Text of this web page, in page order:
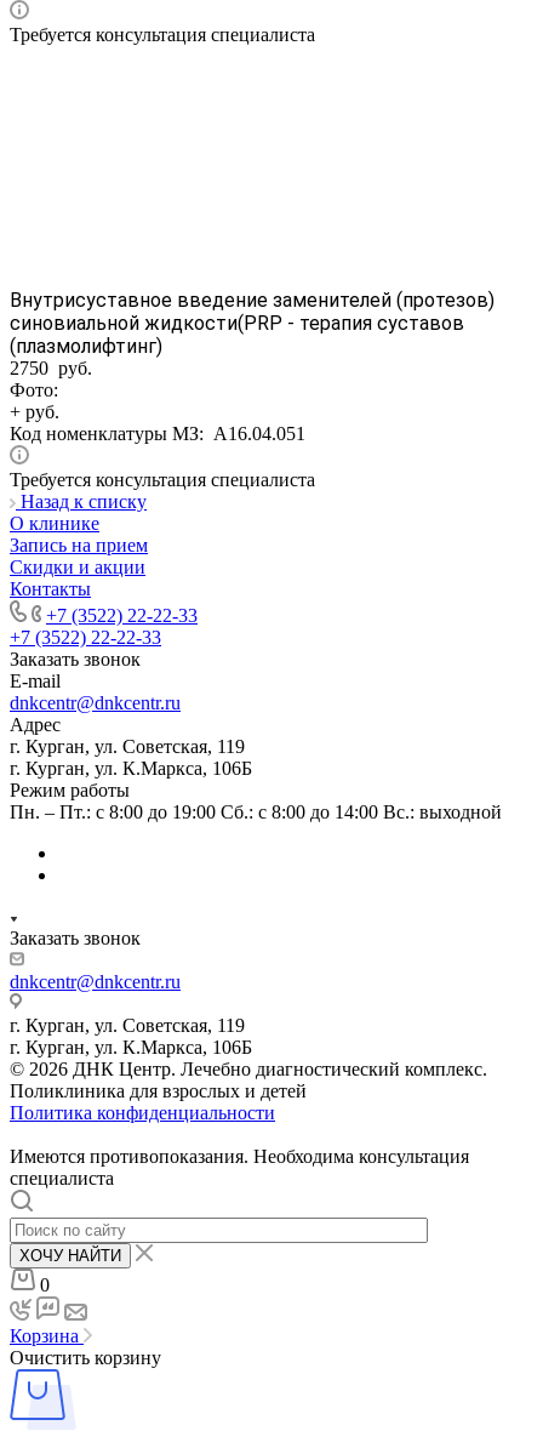
Требуется консультация специалиста
Внутрисуставное введение заменителей (протезов)
синовиальной жидкости(PRP - терапия суставов
(плазмолифтинг)
2750 руб.
Фото:
+ руб.
Код номенклатуры МЗ: A16.04.051
Требуется консультация специалиста
Назад к списку
О клинике
Запись на прием
Скидки и акции
Контакты
+7 (3522) 22-22-33
+7 (3522) 22-22-33
Заказать звонок
E-mail
dnkcentr@dnkcentr.ru
Адрес
г. Курган, ул. Советская, 119
г. Курган, ул. К.Маркса, 106Б
Режим работы
Пн. – Пт.: с 8:00 до 19:00 Сб.: с 8:00 до 14:00 Вс.: выходной
Заказать звонок
dnkcentr@dnkcentr.ru
г. Курган, ул. Советская, 119
г. Курган, ул. К.Маркса, 106Б
© 2026 ДНК Центр. Лечебно диагностический комплекс.
Поликлиника для взрослых и детей
Политика конфиденциальности
Имеются противопоказания. Необходима консультация
специалиста
ХОЧУ НАЙТИ
0
Корзина
Очистить корзину